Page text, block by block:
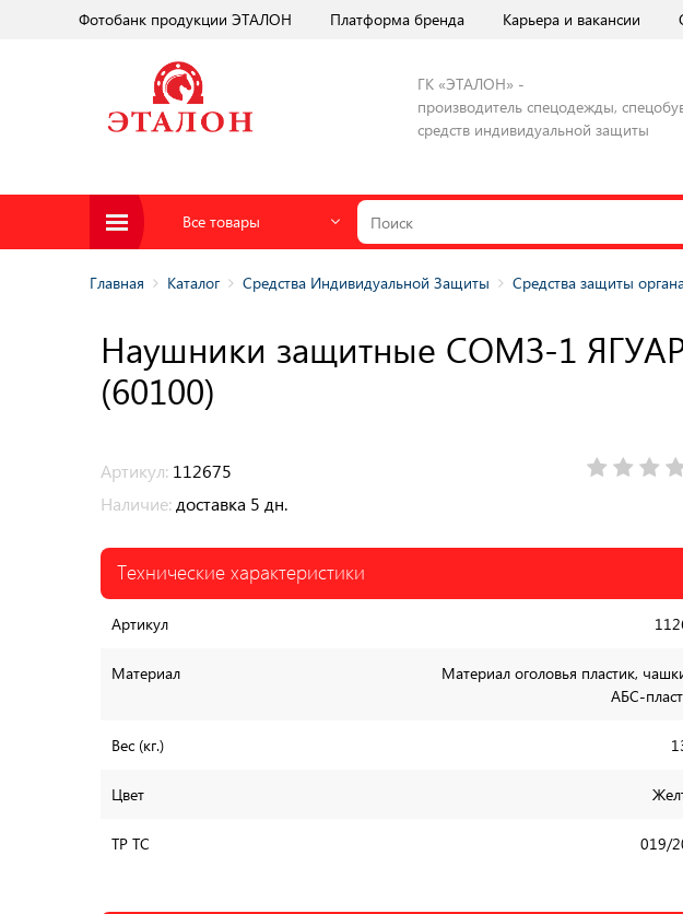
Фотобанк продукции ЭТАЛОН Платформа бренда Карьера и вакансии
ГК «ЭТАЛОН» -
производитель спецодежды,
средств индивидуальной защиты
Все товары
Главная Каталог Средства Индивидуальной Защиты Средства защиты
Наушники защитные СОМЗ-1
(60100)
Артикул: 112675
Наличие: доставка 5 дн.
Технические характеристики
Артикул
Материал
Материал оголовья пластик,
АБС-
Вес (кг.)
Цвет
ТР ТС 019/